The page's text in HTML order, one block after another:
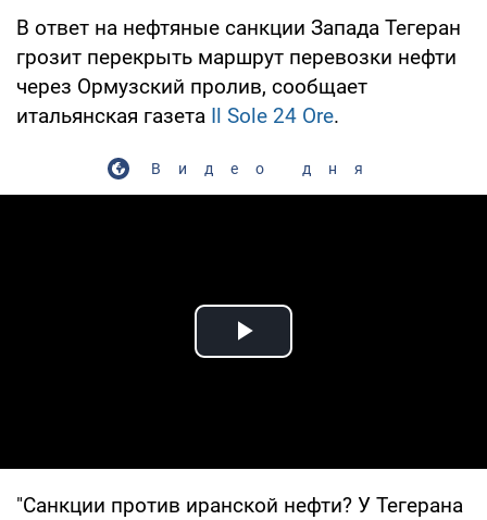
В ответ на нефтяные санкции Запада Тегеран
грозит перекрыть маршрут перевозки нефти
через Ормузский пролив, сообщает
итальянская газета Il Sole 24 Ore.
Видео дня
Play Video
"Санкции против иранской нефти? У Тегерана